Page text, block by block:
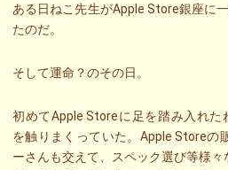
ある日ねこ先生がApple Store銀座に
たのだ。
そして運命？のその日。
初めてApple Storeに足を踏み入れた
を触りまくっていた。Apple Storeの
ーさんも交えて、スペック選び等様